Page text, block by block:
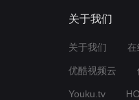
关于我们
关于我们 在
优酷视频云
Youku.tv